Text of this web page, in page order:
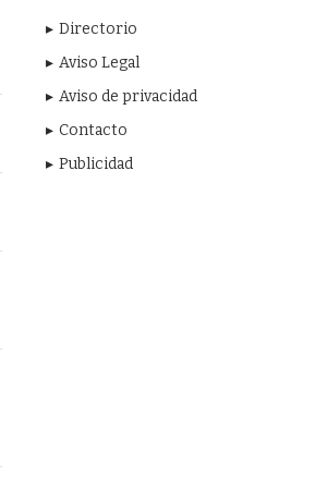
Directorio
Aviso Legal
Aviso de privacidad
Contacto
Publicidad